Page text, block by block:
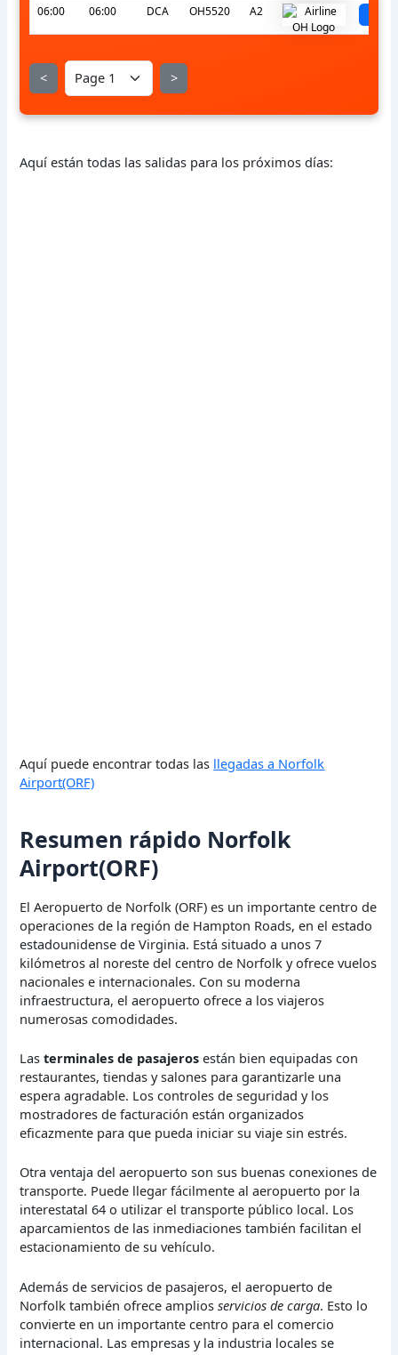
06:00 06:00 DCA OH5520 A2
< >
Aquí están todas las salidas para los próximos días:
Aquí puede encontrar todas las llegadas a Norfolk
Airport(ORF)
Resumen rápido Norfolk
Airport(ORF)
El Aeropuerto de Norfolk (ORF) es un importante centro de
operaciones de la región de Hampton Roads, en el estado
estadounidense de Virginia. Está situado a unos 7
kilómetros al noreste del centro de Norfolk y ofrece vuelos
nacionales e internacionales. Con su moderna
infraestructura, el aeropuerto ofrece a los viajeros
numerosas comodidades.
Lasterminales de pasajeros están bien equipadas con
restaurantes, tiendas y salones para garantizarle una
espera agradable. Los controles de seguridad y los
mostradores de facturación están organizados
eficazmente para que pueda iniciar su viaje sin estrés.
Otra ventaja del aeropuerto son sus buenas conexiones de
transporte. Puede llegar fácilmente al aeropuerto por la
interestatal 64 o utilizar el transporte público local. Los
aparcamientos de las inmediaciones también facilitan el
estacionamiento de su vehículo.
Además de servicios de pasajeros, el aeropuerto de
Norfolk también ofrece ampliosservicios de carga. Esto lo
convierte en un importante centro para el comercio
internacional. Las empresas y la industria locales se